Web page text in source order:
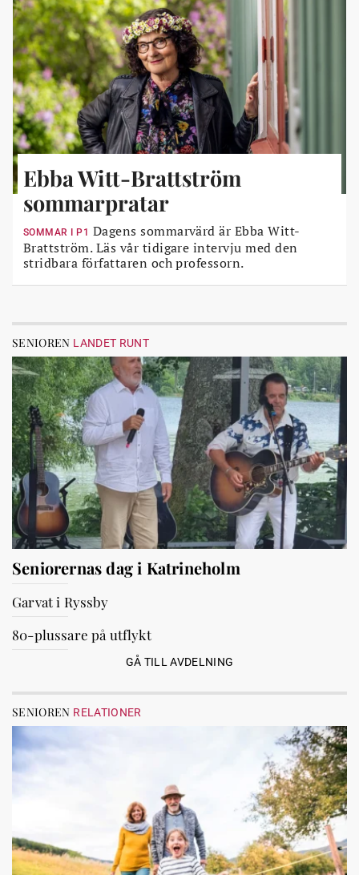
Ebba Witt-Brattström
sommarpratar
SOMMAR I P1 Dagens sommarvärd är Ebba Witt-
Brattström. Läs vår tidigare intervju med den
stridbara författaren och professorn.
SENIOREN LANDET RUNT
Seniorernas dag i Katrineholm
Garvat i Ryssby
80-plussare på utflykt
GÅ TILL AVDELNING
SENIOREN RELATIONER